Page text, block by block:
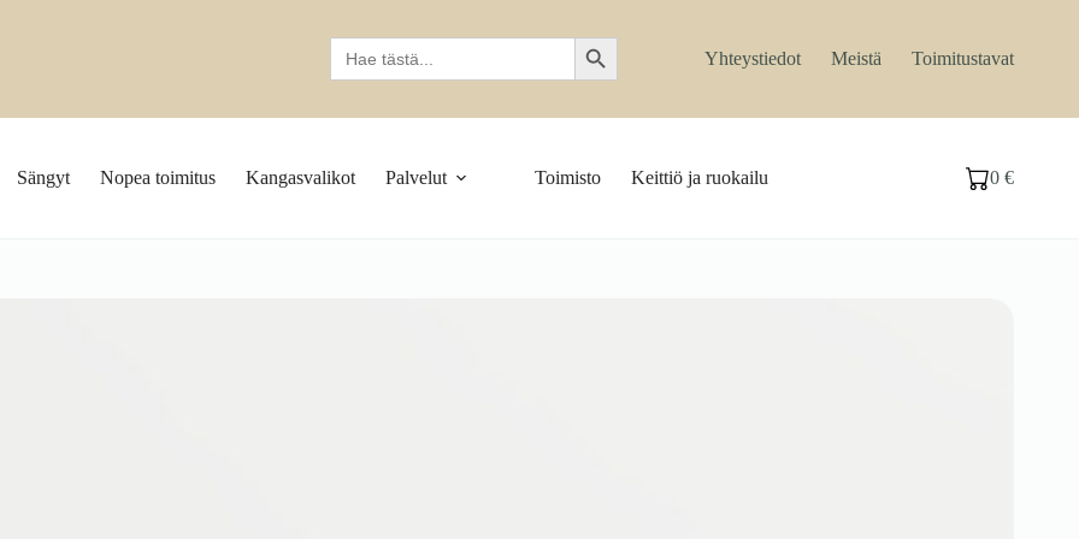
Search
for:
Search Button Yhteystiedot Meistä Toimitustavat
Sängyt Nopea toimitus Kangasvalikot Palvelut Toimisto Keittiö ja ruokailu Ostoskori
0€